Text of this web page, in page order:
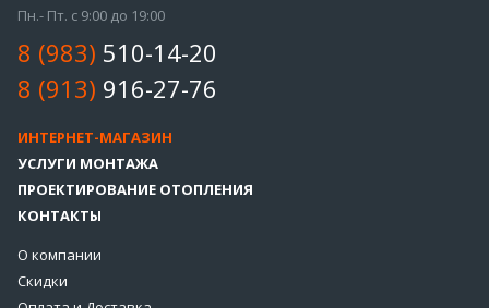
Пн.- Пт. с 9:00 до 19:00
8 (983) 510-14-20
8 (913) 916-27-76
ИНТЕРНЕТ-МАГАЗИН
УСЛУГИ МОНТАЖА
ПРОЕКТИРОВАНИЕ ОТОПЛЕНИЯ
КОНТАКТЫ
О компании
Скидки